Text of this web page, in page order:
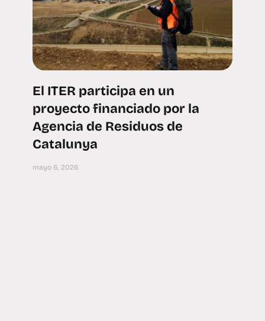
El ITER participa en un
proyecto financiado por la
Agencia de Residuos de
Catalunya
mayo 6, 2026